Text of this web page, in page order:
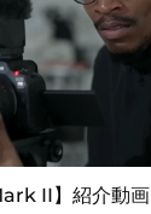
II】紹介動画